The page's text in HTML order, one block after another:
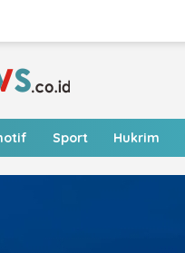
Sport Hukrim